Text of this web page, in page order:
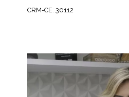
CRM-CE: 30112